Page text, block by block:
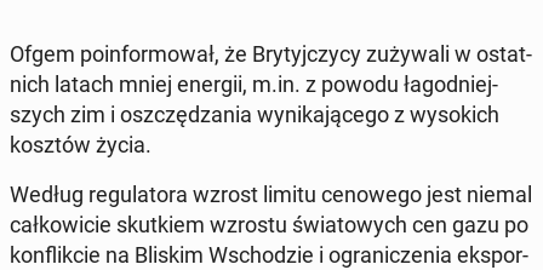
Ofgem po­in­for­mo­wał, że Bry­tyj­czy­cy zu­ży­wa­li w ostat­
nich latach mniej energii, m.in. z powodu ła­god­niej­
szych zim i oszczę­dza­nia wy­ni­ka­ją­ce­go z wy­so­kich
kosztów życia.
Według re­gu­la­to­ra wzrost limitu ce­no­we­go jest niemal
cał­ko­wi­cie skut­kiem wzrostu świa­to­wych cen gazu po
kon­flik­cie na Bliskim Wscho­dzie i ogra­ni­cze­nia eks­por­